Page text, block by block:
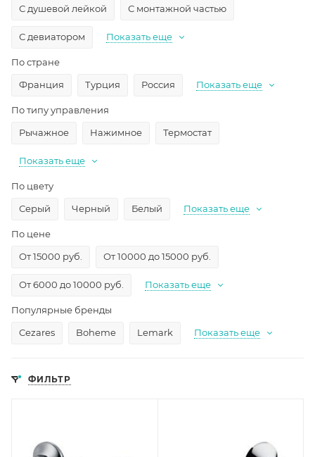
С душевой лейкой
С монтажной частью
С девиатором Показать еще
По стране
Франция
Турция Россия Показать еще
По типу управления
Рычажное
Нажимное Термостат
Показать еще
По цвету
Серый
Черный Белый Показать еще
По цене
От 15000 руб.
От 10000 до 15000 руб.
От 6000 до 10000 руб. Показать еще
Популярные бренды
Cezares
Boheme Lemark Показать еще
ФИЛЬТР